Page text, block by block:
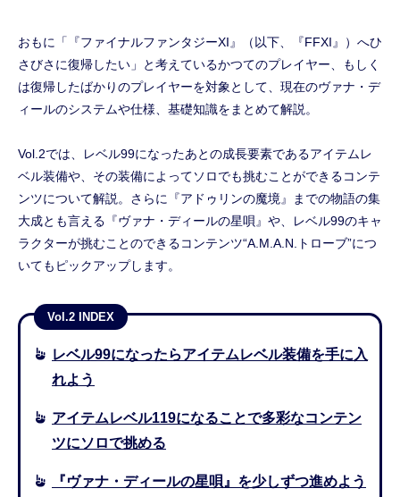
おもに「『ファイナルファンタジーXI』（以下、『FFXI』）へひ
さびさに復帰したい」と考えているかつてのプレイヤー、もしく
は復帰したばかりのプレイヤーを対象として、現在のヴァナ・デ
ィールのシステムや仕様、基礎知識をまとめて解説。
Vol.2では、レベル99になったあとの成長要素であるアイテムレ
ベル装備や、その装備によってソロでも挑むことができるコンテ
ンツについて解説。さらに『アドゥリンの魔境』までの物語の集
大成とも言える『ヴァナ・ディールの星唄』や、レベル99のキャ
ラクターが挑むことのできるコンテンツ“A.M.A.N.トローブ”につ
いてもピックアップします。
Vol.2 INDEX
レベル99になったらアイテムレベル装備を手に入
れよう
アイテムレベル119になることで多彩なコンテン
ツにソロで挑める
『ヴァナ・ディールの星唄』を少しずつ進めよう